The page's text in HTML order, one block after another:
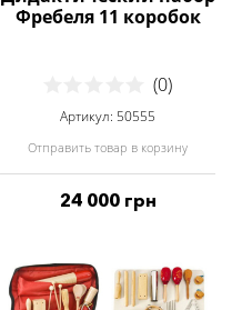
Фребеля 11 коробок
(0)
Артикул: 50555
Отправить товар в корзину
24 000 грн